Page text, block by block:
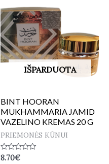
IŠPARDUOTA
BINT HOORAN
MUKHAMMARIA JAMID
VAZELINO KREMAS 20 G
PRIEMONĖS KŪNUI
Įvertinimas:
8.70€